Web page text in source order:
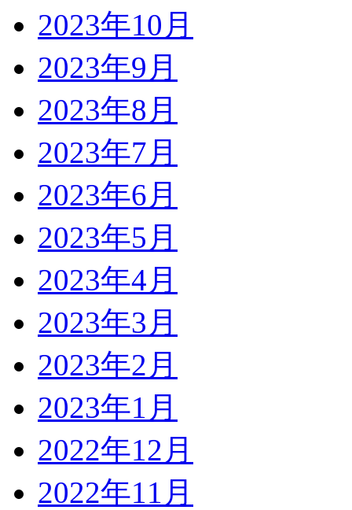
2023年10月
2023年9月
2023年8月
2023年7月
2023年6月
2023年5月
2023年4月
2023年3月
2023年2月
2023年1月
2022年12月
2022年11月